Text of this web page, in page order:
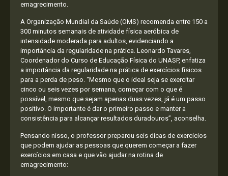
emagrecimento.
A Organização Mundial da Saúde (OMS) recomenda entre 150 a
300 minutos semanais de atividade física aeróbica de
intensidade moderada para adultos, evidenciando a
importância da regularidade na prática. Leonardo Tavares,
Coordenador do Curso de Educação Física do UNASP, enfatiza
a importância da regularidade na prática de exercícios físicos
para a perda de peso. “Mesmo que o ideal seja se exercitar
cinco ou seis vezes por semana, começar com o que é
possível, mesmo que sejam apenas duas vezes, já é um passo
positivo. O importante é dar o primeiro passo e manter a
consistência para alcançar resultados duradouros”, aconselha.
Pensando nisso, o professor preparou seis dicas de exercícios
que podem ajudar as pessoas que querem começar a fazer
exercícios em casa e que vão ajudar na rotina de
emagrecimento: